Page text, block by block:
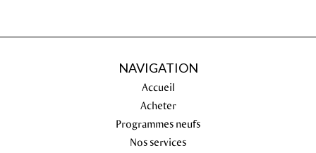
NAVIGATION
Accueil
Acheter
Programmes neufs
Nos services